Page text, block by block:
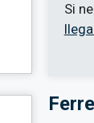
Si